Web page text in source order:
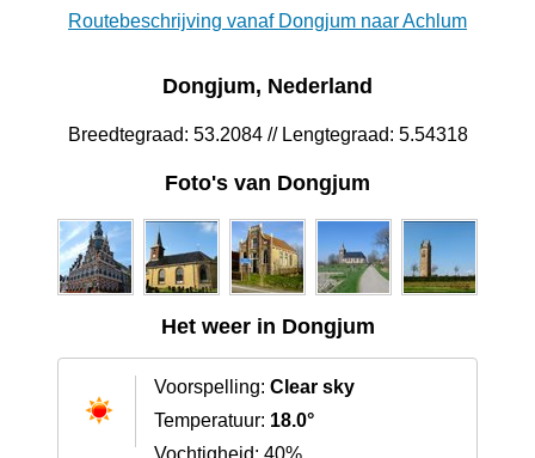
Routebeschrijving vanaf Dongjum naar Achlum
Dongjum, Nederland
Breedtegraad: 53.2084 // Lengtegraad: 5.54318
Foto's van Dongjum
Het weer in Dongjum
Voorspelling: Clear sky
Temperatuur: 18.0°